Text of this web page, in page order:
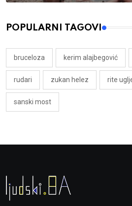
POPULARNI TAGOVI
bruceloza kerim alajbegović
rudari zukan helez rite
sanski most